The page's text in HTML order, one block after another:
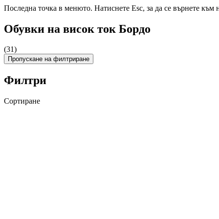
Последна точка в менюто. Натиснете Esc, за да се върнете към
Обувки на висок ток Бордо
(31)
Пропускане на филтриране
Филтри
Сортиране